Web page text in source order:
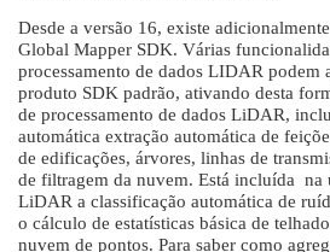
Desde a versão 16, existe
Global Mapper SDK. Várias
processamento de dados LIDAR podem
produto SDK padrão, ativando desta
de processamento de dados LiDAR,
automática extração automática de
de edificações, árvores, linhas de
de filtragem da nuvem. Está incluída na
LiDAR a classificação automática de
o cálculo de estatísticas básica de
nuvem de pontos. Para saber como